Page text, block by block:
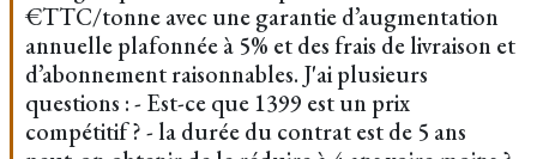
€TTC/tonne avec une garantie d’augmentation
annuelle plafonnée à 5% et des frais de livraison et
d’abonnement raisonnables. J'ai plusieurs
questions : - Est-ce que 1399 est un prix
compétitif ? - la durée du contrat est de 5 ans